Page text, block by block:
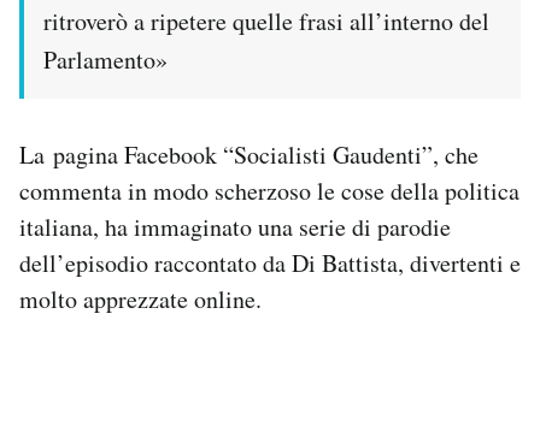
ritroverò a ripetere quelle frasi all’interno del
Parlamento»
La pagina Facebook “Socialisti Gaudenti”, che
commenta in modo scherzoso le cose della politica
italiana, ha immaginato una serie di parodie
dell’episodio raccontato da Di Battista, divertenti e
molto apprezzate online.